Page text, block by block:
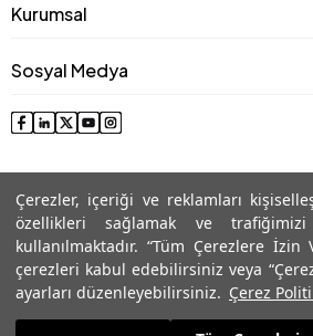
Çerezler, içeriği ve reklamları
özellikleri sağlamak ve
kullanılmaktadır. “Tüm Çerezlere
çerezleri kabul edebilirsiniz veya
ayarları düzenleyebilirsiniz. Çerez
Kurumsal
Sosyal Medya
© 2025 Roman® Tüm Hakları